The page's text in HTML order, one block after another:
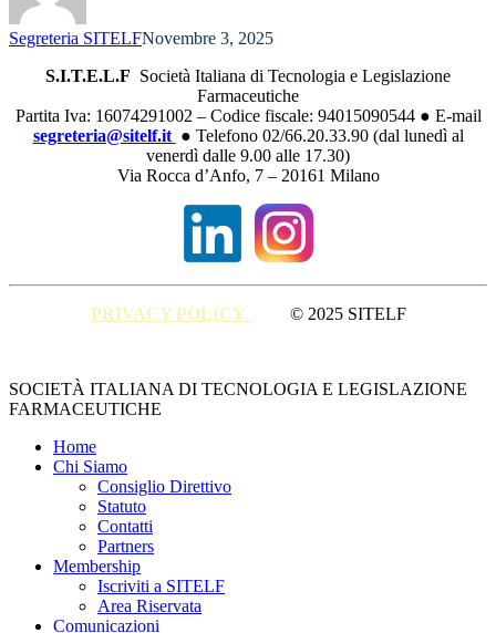
Segreteria SITELFNovembre 3, 2025
S.I.T.E.L.F Società Italiana di Tecnologia e Legislazione
Farmaceutiche
Partita Iva: 16074291002 – Codice fiscale: 94015090544 ● E-mail
segreteria@sitelf.it ● Telefono 02/66.20.33.90 (dal lunedì al
venerdì dalle 9.00 alle 17.30)
Via Rocca d’Anfo, 7 – 20161 Milano
PRIVACY POLICY © 2025 SITELF
Close
Menu
SOCIETÀ ITALIANA DI TECNOLOGIA E LEGISLAZIONE
FARMACEUTICHE
Home
Chi Siamo
Consiglio Direttivo
Statuto
Contatti
Partners
Membership
Iscriviti a SITELF
Area Riservata
Comunicazioni